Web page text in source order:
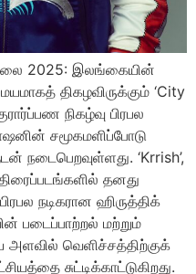
2025: இலங்கையின்
திகழவிருக்கும் ‘City
நிகழ்வு பிரபல
சமூகமளிப்போடு
‘Krrish’,
திரைப்படங்களில் தனது
நடிகரான ஹிருத்திக்
படைப்பாற்றல் மற்றும்
அளவில் வெளிச்சத்திற்குக்
சுட்டிக்காட்டுகிறது.